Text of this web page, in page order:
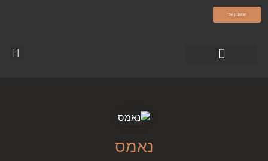
olamatokonline.com
החשבון שלי
נאמס